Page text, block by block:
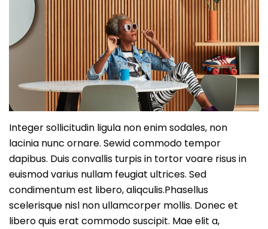
Integer sollicitudin ligula non enim sodales, non
lacinia nunc ornare. Sewid commodo tempor
dapibus. Duis convallis turpis in tortor voare risus in
euismod varius nullam feugiat ultrices. Sed
condimentum est libero, aliqculis.Phasellus
scelerisque nisl non ullamcorper mollis. Donec et
libero quis erat commodo suscipit. Mae elit a,